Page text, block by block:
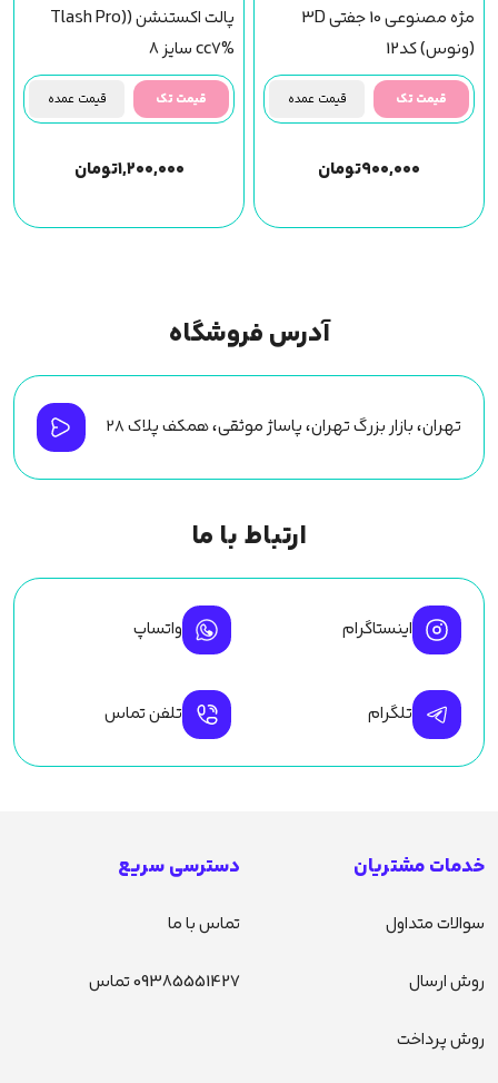
مژه مصنوعی 10 جفتی 3D
(ونوس) کد12
قیمت تک قیمت عمده
۹۰۰,۰۰۰تومان
پالت اکستنشن (Tlash Pro)
cc7% سایز 8
قیمت تک قیمت عمده
۱,۲۰۰,۰۰۰تومان
آدرس فروشگاه
تهران، بازار بزرگ تهران، پاساژ موثقی، همکف پلاک ۲۸
ارتباط با ما
اینستاگرام واتساپ
تلگرام تلفن تماس
خدمات مشتریان
سوالات متداول
روش ارسال
روش پرداخت
دسترسی سریع
تماس با ما
09385551427 تماس